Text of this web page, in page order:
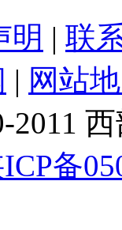
明 | 联
| 网站
2011
备